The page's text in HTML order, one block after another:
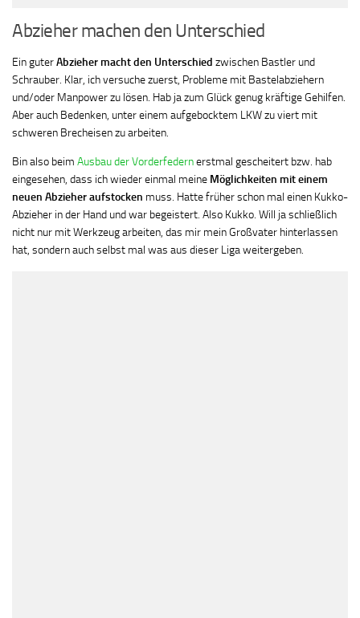
Abzieher machen den Unterschied
Ein guterAbzieher macht den Unterschied zwischen Bastler und
Schrauber. Klar, ich versuche zuerst, Probleme mit Bastelabziehern
und/oder Manpower zu lösen. Hab ja zum Glück genug kräftige Gehilfen.
Aber auch Bedenken, unter einem aufgebocktem LKW zu viert mit
schweren Brecheisen zu arbeiten.
Bin also beim Ausbau der Vorderfedernerstmal gescheitert bzw. hab
eingesehen, dass ich wieder einmal meine Möglichkeiten mit einem
neuen Abzieher aufstocken muss. Hatte früher schon mal einen Kukko-
Abzieher in der Hand und war begeistert. Also Kukko. Will ja schließlich
nicht nur mit Werkzeug arbeiten, das mir mein Großvater hinterlassen
hat, sondern auch selbst mal was aus dieser Liga weitergeben.